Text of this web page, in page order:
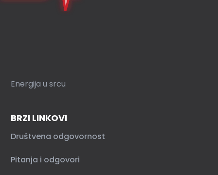
Energija u srcu
BRZI LINKOVI
Društvena odgovornost
Pitanja i odgovori